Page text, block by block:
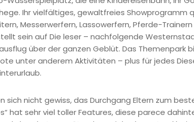
Ihr vielfältiges, gewaltfreies Showprogramm
Messerwerfern, Lassowerfern, Pferde-
sein auf Die leser – nachfolgende
über der ganzen Geblüt. Das Themenpark
unter anderem Aktivitäten – plus für jedes
sich nicht gewiss, das Durchgang Eltern zum
hat sehr viel toller Features, diese parece